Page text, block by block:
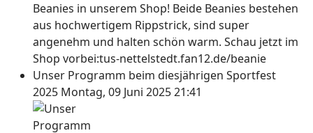
Beanies in unserem Shop! Beide Beanies bestehen
aus hochwertigem Rippstrick, sind super
angenehm und halten schön warm. Schau jetzt im
Shop vorbei:tus-nettelstedt.fan12.de/beanie
Unser Programm beim diesjährigen Sportfest
2025 Montag, 09 Juni 2025 21:41